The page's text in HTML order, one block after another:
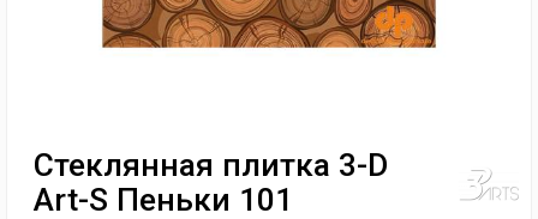
Стеклянная плитка 3-D
Art-S Пеньки 101